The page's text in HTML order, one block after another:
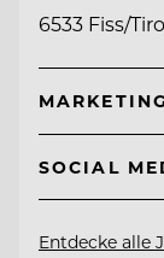
6533 Fiss/
SOCIAL
Entdecke alle